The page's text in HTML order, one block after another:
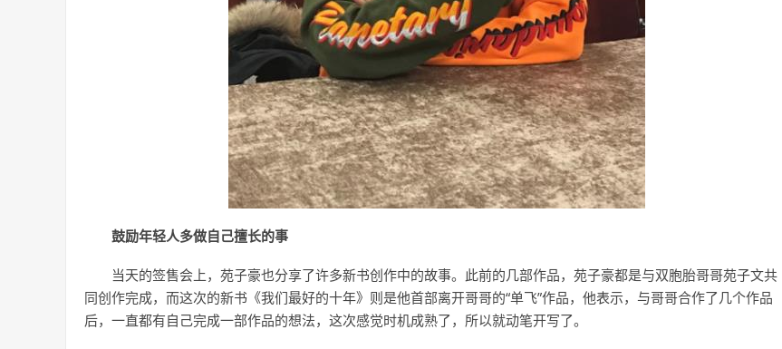
鼓励年轻人多做自己擅长的事
当天的签售会上，苑子豪也分享了许多新书创作中的故事。此前的几部作品，苑子豪都是与双胞胎哥哥苑子文共
同创作完成，而这次的新书《我们最好的十年》则是他首部离开哥哥的“单飞”作品，他表示，与哥哥合作了几个作品
后，一直都有自己完成一部作品的想法，这次感觉时机成熟了，所以就动笔开写了。